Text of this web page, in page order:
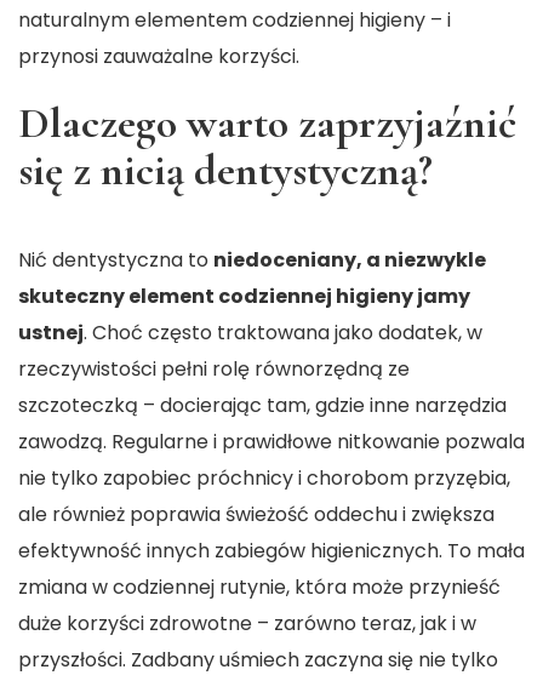
naturalnym elementem codziennej higieny – i
przynosi zauważalne korzyści.
Dlaczego warto zaprzyjaźnić
się z nicią dentystyczną?
Nić dentystyczna to niedoceniany, a niezwykle
skuteczny element codziennej higieny jamy
ustnej. Choć często traktowana jako dodatek, w
rzeczywistości pełni rolę równorzędną ze
szczoteczką – docierając tam, gdzie inne narzędzia
zawodzą. Regularne i prawidłowe nitkowanie pozwala
nie tylko zapobiec próchnicy i chorobom przyzębia,
ale również poprawia świeżość oddechu i zwiększa
efektywność innych zabiegów higienicznych. To mała
zmiana w codziennej rutynie, która może przynieść
duże korzyści zdrowotne – zarówno teraz, jak i w
przyszłości. Zadbany uśmiech zaczyna się nie tylko